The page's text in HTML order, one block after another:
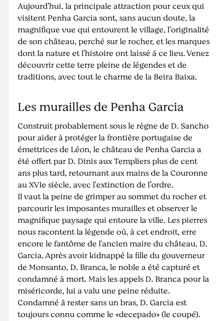
Aujourd'hui, la principale attraction pour ceux qui
visitent Penha Garcia sont, sans aucun doute, la
magnifique vue qui entourent le village, l'originalité
de son château, perché sur le rocher, et les marques
dont la nature et l'histoire ont laissé á ce lieu. Venez
découvrir cette terre pleine de légendes et de
traditions, avec tout le charme de la Beira Baixa.
Les murailles de Penha Garcia
Construit probablement sous le règne de D. Sancho
pour aider à protéger la frontière portugaise de
émettrices de Léon, le château de Penha Garcia a
été offert par D. Dinis aux Templiers plus de cent
ans plus tard, retournant aux mains de la Couronne
au XVIe siècle, avec l'extinction de l’ordre.
Il vaut la peine de grimper au sommet du rocher et
parcourir les imposantes murailles et observer le
magnifique paysage qui entoure la ville. Les pierres
nous racontent la légende oú, à cet endroit, erre
encore le fantôme de l'ancien maire du château, D.
Garcia. Après avoir kidnappé la fille du gouverneur
de Monsanto, D. Branca, le noble a été capturé et
condamné à mort. Mais les appels D. Branca pour la
miséricorde, lui a valu une peine réduite.
Condamné à rester sans un bras, D. Garcia est
toujours connu comme le «decepado» (le coupé).